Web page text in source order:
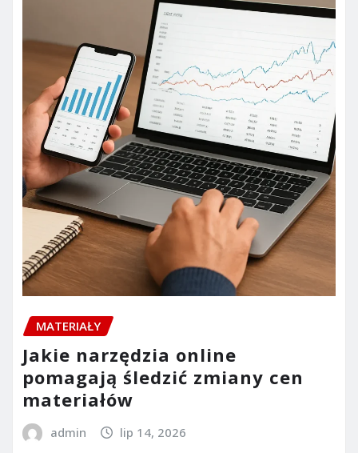
MATERIAŁY
Jakie narzędzia online
pomagają śledzić zmiany cen
materiałów
admin lip 14, 2026